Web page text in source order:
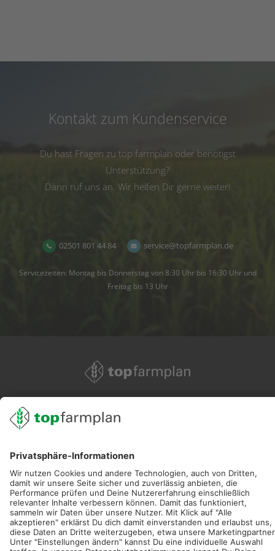
Kontakt zum Kundenservice
Du hast Fragen zu top farmplan oder benötigst
Unterstützung?
Dann ruf uns an. Wir helfen Dir gerne weiter!
02501 801 44 84 service@topfarmplan.de
Servicezeiten: Montag bis Donnerstag von 8:30 Uhr bis 16:30 Uhr und
Freitag bis 13 Uhr
service@topfarmplan.de
Neue Features, spannende Tipps und hilfreiche Anleitungen!